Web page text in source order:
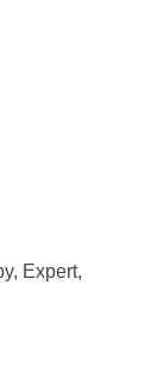
Expert,